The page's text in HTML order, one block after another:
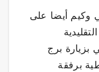
وكيم أيضا على
برج
برفقة